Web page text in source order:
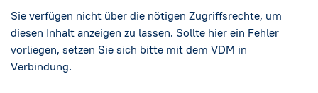
Veranstaltungen
Presse
Sie verfügen nicht über die nötigen Zugriffsrechte, um
diesen Inhalt anzeigen zu lassen. Sollte hier ein Fehler
vorliegen, setzen Sie sich bitte mit dem VDM in
Verbindung.